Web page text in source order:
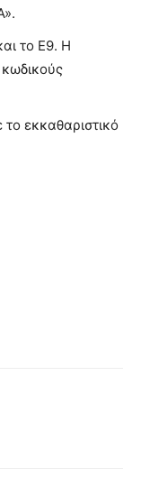
το Ε9. Η
κωδικούς
το εκκαθαριστικό